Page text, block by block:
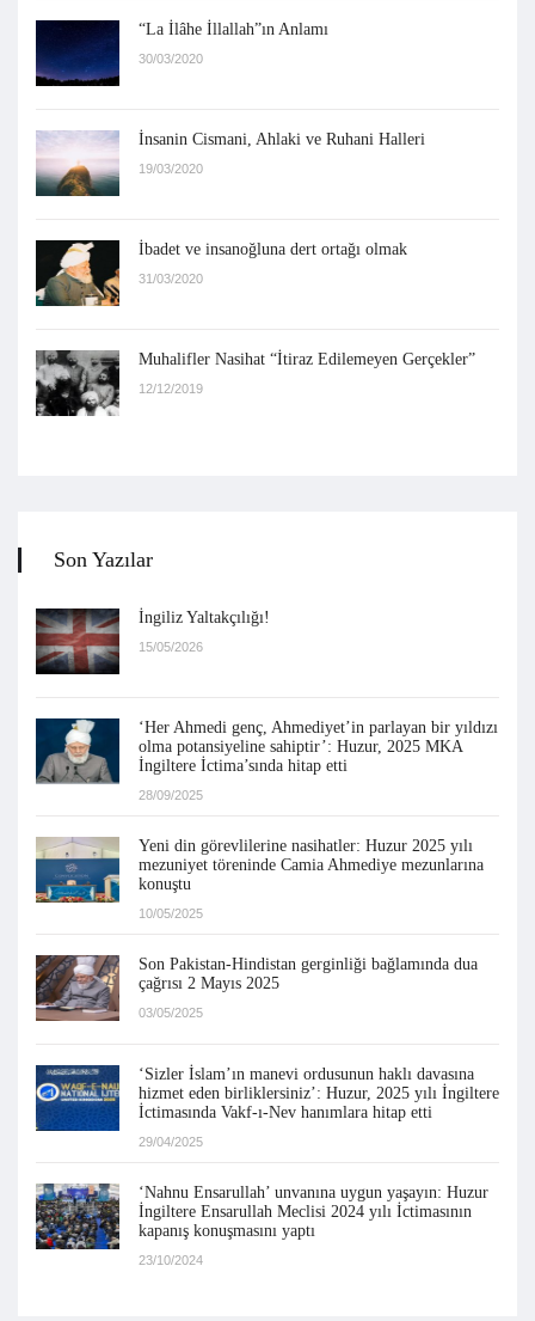
“La İlâhe İllallah”ın Anlamı
30/03/2020
İnsanin Cismani, Ahlaki ve Ruhani Halleri
19/03/2020
İbadet ve insanoğluna dert ortağı olmak
31/03/2020
Muhalifler Nasihat “İtiraz Edilemeyen Gerçekler”
12/12/2019
Son Yazılar
İngiliz Yaltakçılığı!
15/05/2026
‘Her Ahmedi genç, Ahmediyet’in parlayan bir yıldızı
olma potansiyeline sahiptir’: Huzur, 2025 MKA
İngiltere İctima’sında hitap etti
28/09/2025
Yeni din görevlilerine nasihatler: Huzur 2025 yılı
mezuniyet töreninde Camia Ahmediye mezunlarına
konuştu
10/05/2025
Son Pakistan-Hindistan gerginliği bağlamında dua
çağrısı 2 Mayıs 2025
03/05/2025
‘Sizler İslam’ın manevi ordusunun haklı davasına
hizmet eden birliklersiniz’: Huzur, 2025 yılı İngiltere
İctimasında Vakf-ı-Nev hanımlara hitap etti
29/04/2025
‘Nahnu Ensarullah’ unvanına uygun yaşayın: Huzur
İngiltere Ensarullah Meclisi 2024 yılı İctimasının
kapanış konuşmasını yaptı
23/10/2024